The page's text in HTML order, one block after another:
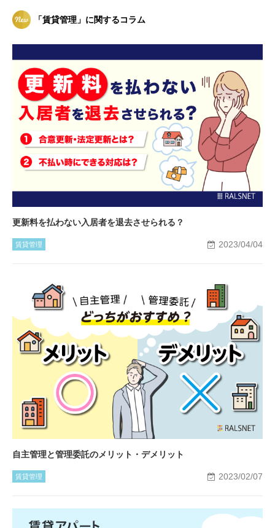
「賃貸管理」に関するコラム
賃貸管理 2023/04/04
更新料を払わない入居者を退去させられる？
賃貸管理 2023/02/07
自主管理と管理委託のメリット・デメリット